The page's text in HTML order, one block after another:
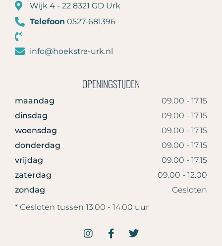
Wijk 4 - 22 8321 GD Urk
Telefoon 0527-681396
info@hoekstra-urk.nl
OPENINGSTIJDEN
maandag
09.00 - 17.15
dinsdag
09.00 - 17.15
woensdag
09.00 - 17.15
donderdag
09.00 - 17.15
vrijdag
09.00 - 17.15
zaterdag
09.00 - 12.00
zondag
Gesloten
* Gesloten tussen 13:00 - 14:00 uur